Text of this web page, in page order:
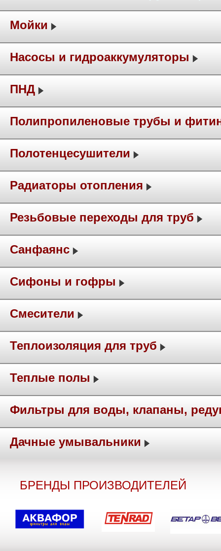
Мойки
Насосы и гидроаккумуляторы
ПНД
Полипропиленовые трубы и
Полотенцесушители
Радиаторы отопления
Резьбовые переходы для труб
Санфаянс
Сифоны и гофры
Смесители
Теплоизоляция для труб
Теплые полы
Фильтры для воды, клапаны,
Дачные умывальники
БРЕНДЫ ПРОИЗВОДИТЕЛЕЙ